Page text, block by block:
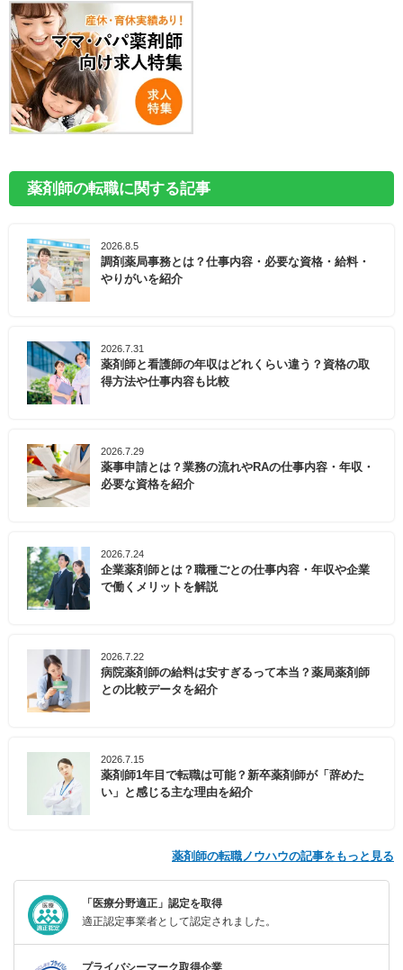
薬剤師の転職に関する記事
2026.8.5
調剤薬局事務とは？仕事内容・必要な資格・給料・
やりがいを紹介
2026.7.31
薬剤師と看護師の年収はどれくらい違う？資格の取
得方法や仕事内容も比較
2026.7.29
薬事申請とは？業務の流れやRAの仕事内容・年収・
必要な資格を紹介
2026.7.24
企業薬剤師とは？職種ごとの仕事内容・年収や企業
で働くメリットを解説
2026.7.22
病院薬剤師の給料は安すぎるって本当？薬局薬剤師
との比較データを紹介
2026.7.15
薬剤師1年目で転職は可能？新卒薬剤師が「辞めた
い」と感じる主な理由を紹介
薬剤師の転職ノウハウの記事をもっと見る
「医療分野適正」認定を取得
適正認定事業者として認定されました。
プライバシーマーク取得企業